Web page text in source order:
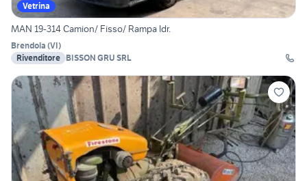
Vetrina
MAN 19-314 Camion/ Fisso/ Rampa Idr.
Brendola (VI)
Rivenditore BISSON GRU SRL